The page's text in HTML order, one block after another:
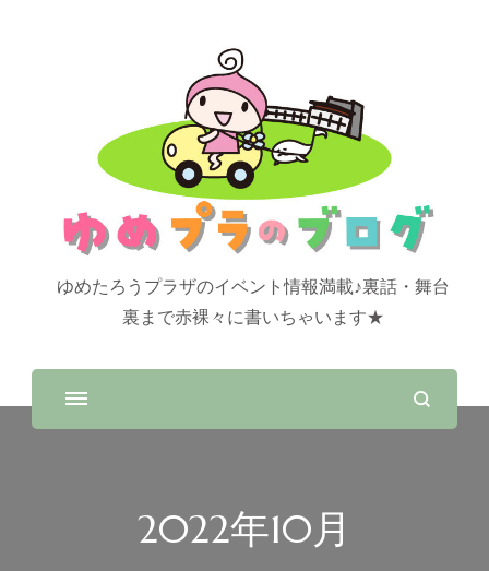
ゆめたろうプラザのイベント情報満載♪裏話・舞台
裏まで赤裸々に書いちゃいます★
2022年10月